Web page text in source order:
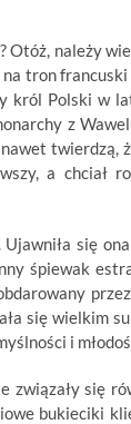
Otóż, należy
tron
król Polski w
z
twierdzą,
a chciał
się
śpiewak
się wielkim
i
związały się
bukieciki